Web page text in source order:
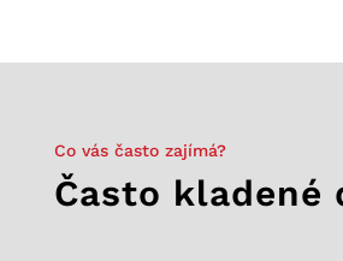
Co vás často zajímá?
Často kladené